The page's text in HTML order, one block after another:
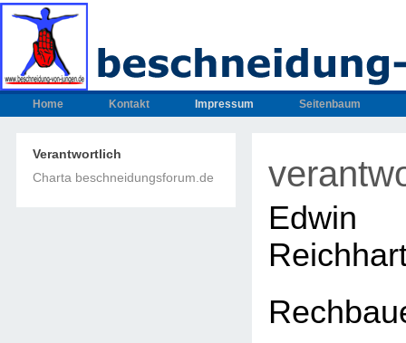
Home Kontakt Impressum Seitenbaum
Verantwortlich
Charta beschneidungsforum.de